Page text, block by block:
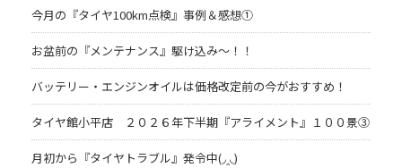
今月の『タイヤ100km点検』事例＆感想①
お盆前の『メンテナンス』駆け込み～！！
バッテリー・エンジンオイルは価格改定前の今がおすすめ！
タイヤ館小平店 ２０２６年下半期『アライメント』１００景③
月初から『タイヤトラブル』発令中(◞‸◟)